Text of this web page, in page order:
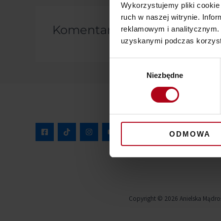
Wykorzystujemy pliki
ruch w naszej witrynie.
reklamowym i
uzyskanymi podczas
Niezbędne
ODMOWA
Komentarze
Copyright © 2026 Anielska